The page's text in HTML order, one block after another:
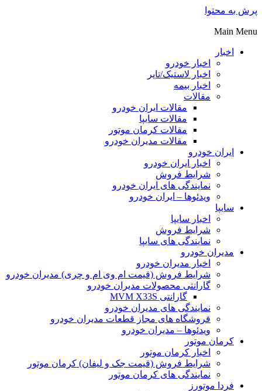
پرش به محتوا
Main Menu
اخبار
اخبار خودرو
اخبار لاستیک/تایر
اخبار بیمه
مقالات
مقالات ایران خودرو
مقالات سایپا
مقالات کرمان موتور
مقالات مدیران خودرو
ایران خودرو
اخبار ایران خودرو
شرایط فروش
نمایندگی های ایران خودرو
ویدئوها – ایران خودرو
سایپا
اخبار سایپا
شرایط فروش
نمایندگی های سایپا
مدیران خودرو
اخبار مدیران خودرو
شرایط فروش (قیمت ام وی ام و چری) مدیران خودرو
گارانتی محصولات مدیران خودرو
گارانتی MVM X33S
نمایندگی های مدیران خودرو
فروشگاه های مجاز قطعات مدیران خودرو
ویدئوها – مدیران خودرو
کرمان موتور
اخبار کرمان موتور
شرایط فروش (قیمت جک و لیفان) کرمان موتور
نمایندگی های کرمان موتور
فردا موتورز